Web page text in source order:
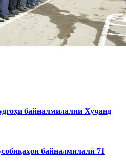
байналмилалии Хуҷанд
байналмилалӣ 71